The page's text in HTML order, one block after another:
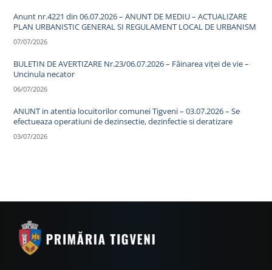
Anunt nr.4221 din 06.07.2026 – ANUNT DE MEDIU – ACTUALIZARE
PLAN URBANISTIC GENERAL SI REGULAMENT LOCAL DE URBANISM
07/07/2026
BULETIN DE AVERTIZARE Nr.23/06.07.2026 – Făinarea viței de vie –
Uncinula necator
06/07/2026
ANUNT in atentia locuitorilor comunei Tigveni – 03.07.2026 – Se
efectueaza operatiuni de dezinsectie, dezinfectie si deratizare
03/07/2026